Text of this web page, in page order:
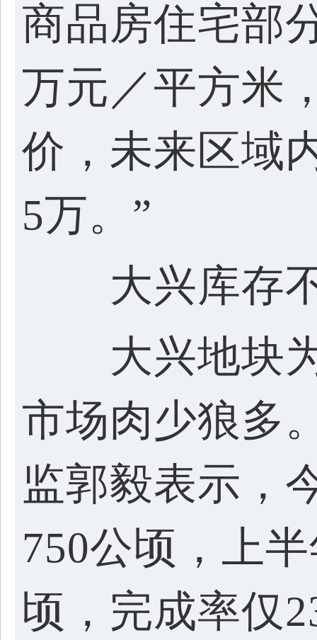
商品房住宅部
万元／平方米
价，未来区域
5万。”
大兴库存不
大兴地块为
市场肉少狼多
监郭毅表示，
750公顷，上
顷，完成率仅